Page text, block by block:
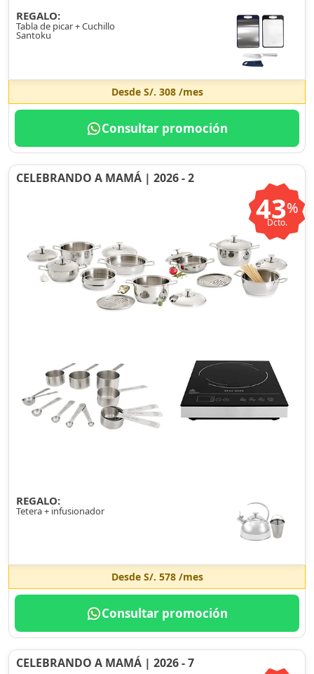
REGALO:
Tabla de picar + Cuchillo
Santoku
Desde S/. 308/mes
Consultar promoción
CELEBRANDO A MAMÁ | 2026 - 2
43%
Dcto.
REGALO:
Tetera + infusionador
Desde S/. 578/mes
Consultar promoción
CELEBRANDO A MAMÁ | 2026 - 7